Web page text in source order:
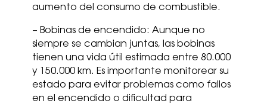
aumento del consumo de combustible.
– Bobinas de encendido: Aunque no
siempre se cambian juntas, las bobinas
tienen una vida útil estimada entre 80.000
y 150.000 km. Es importante monitorear su
estado para evitar problemas como fallos
en el encendido o dificultad para